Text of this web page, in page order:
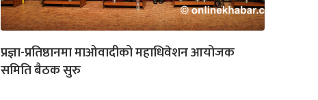
प्रज्ञा-प्रतिष्ठानमा माओवादीको महाधिवेशन आयोजक
समिति बैठक सुरु